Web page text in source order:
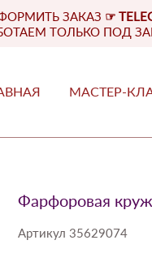
ЗАКАЗ ☞
ТОЛЬКО ПОД
МАСТЕР-
МАСТЕР-
Фарфоровая
Артикул 35629074